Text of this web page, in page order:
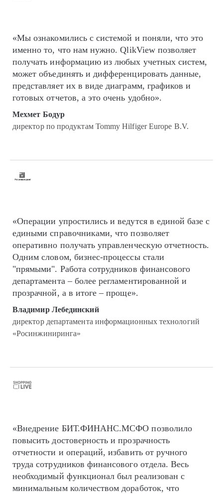
«Мы ознакомились с системой и поняли, что это
именно то, что нам нужно. QlikView позволяет
получать информацию из любых учетных систем,
может объединять и дифференцировать данные,
представляет их в виде диаграмм, графиков и
готовых отчетов, а это очень удобно».
Мехмет Бодур
директор по продуктам Tommy Hilfiger Europe B.V.
«Операции упростились и ведутся в единой базе с
едиными справочниками, что позволяет
оперативно получать управленческую отчетность.
Одним словом, бизнес-процессы стали
"прямыми". Работа сотрудников финансового
департамента – более регламентированной и
прозрачной, а в итоге – проще».
Владимир Лебединский
директор департамента информационных технологий
«Росинжиниринга»
«Внедрение БИТ.ФИНАНС.МСФО позволило
повысить достоверность и прозрачность
отчетности и операций, избавить от ручного
труда сотрудников финансового отдела. Весь
необходимый функционал был реализован с
минимальным количеством доработок, что